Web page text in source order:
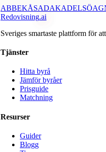
ABBEKÅSADAKADELSÖ
Redovisning.ai
Sveriges smartaste plattform för
Tjänster
Hitta byrå
Jämför byråer
Prisguide
Matchning
Resurser
Guider
Blogg